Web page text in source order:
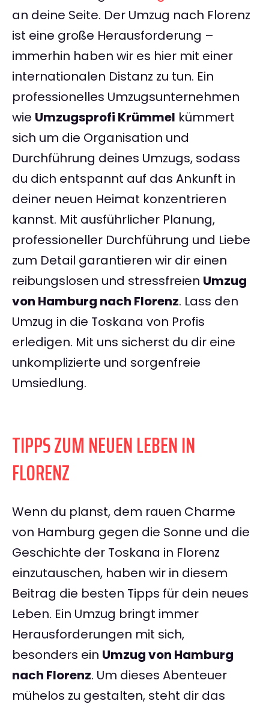
an deine Seite. Der Umzug nach Florenz
ist eine große Herausforderung –
immerhin haben wir es hier mit einer
internationalen Distanz zu tun. Ein
professionelles Umzugsunternehmen
wie Umzugsprofi Krümmel kümmert
sich um die Organisation und
Durchführung deines Umzugs, sodass
du dich entspannt auf das Ankunft in
deiner neuen Heimat konzentrieren
kannst. Mit ausführlicher Planung,
professioneller Durchführung und Liebe
zum Detail garantieren wir dir einen
reibungslosen und stressfreien Umzug
von Hamburg nach Florenz. Lass den
Umzug in die Toskana von Profis
erledigen. Mit uns sicherst du dir eine
unkomplizierte und sorgenfreie
Umsiedlung.
TIPPS ZUM NEUEN LEBEN IN
FLORENZ
Wenn du planst, dem rauen Charme
von Hamburg gegen die Sonne und die
Geschichte der Toskana in Florenz
einzutauschen, haben wir in diesem
Beitrag die besten Tipps für dein neues
Leben. Ein Umzug bringt immer
Herausforderungen mit sich,
besonders ein Umzug von Hamburg
nach Florenz. Um dieses Abenteuer
mühelos zu gestalten, steht dir das